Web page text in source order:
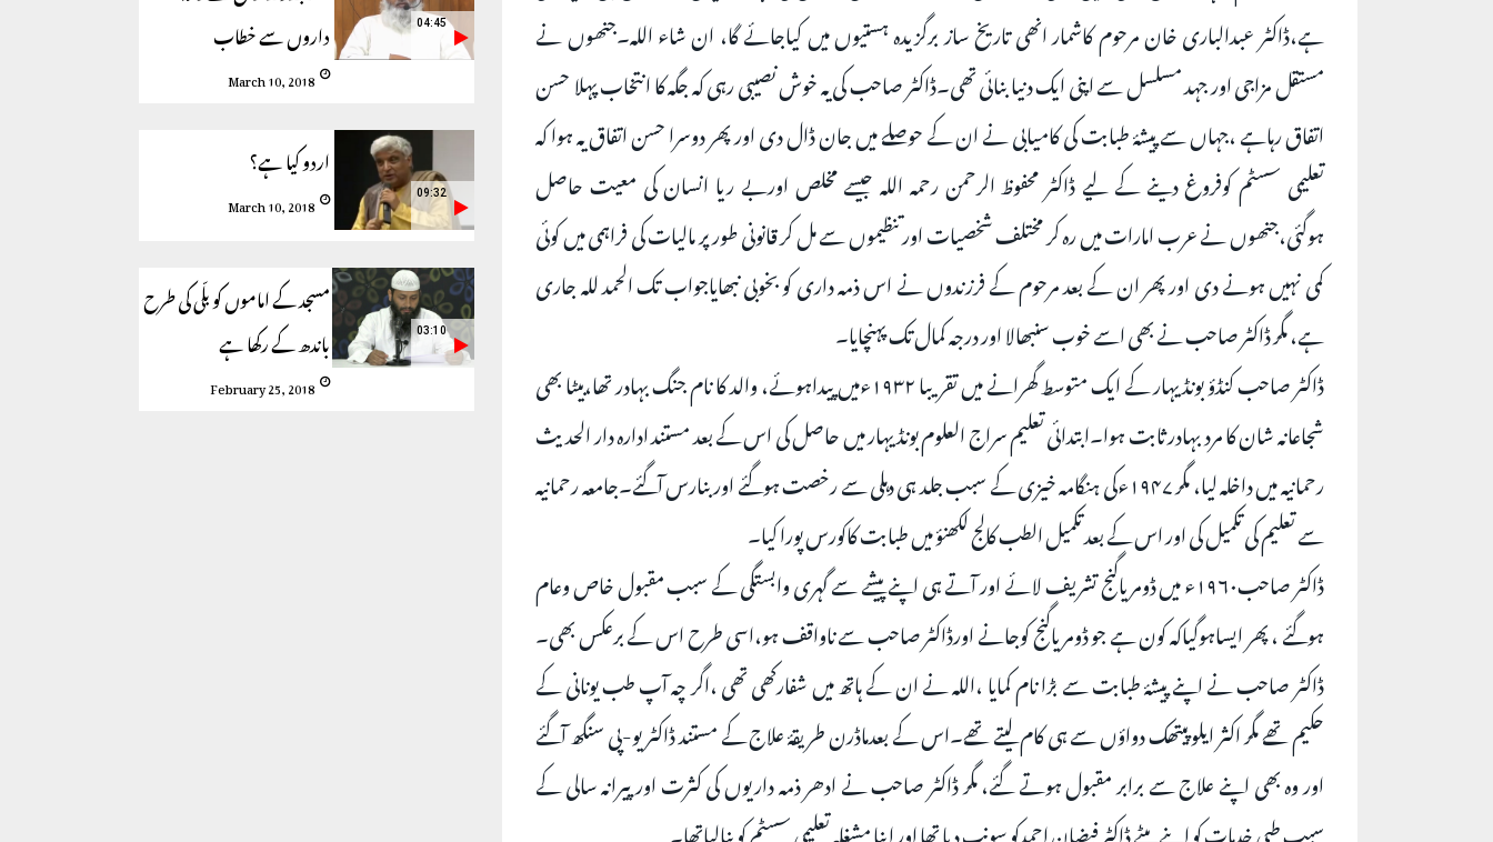
ہے،ڈاکٹر عبدالباری خان مرحوم کاشمار انھی تاریخ ساز برگزیدہ ہستیوں میں کیاجائے گا، ان شاء اللہ۔جنھوں نے
مستقل مزاجی اور جہد مسلسل سے اپنی ایک دنیا بنائی تھی۔ڈاکٹر صاحب کی یہ خوش نصیبی رہی کہ جگہ کا انتخاب پہلا حسن
اتفاق رہاہے ،جہاں سے پیشۂ طبابت کی کامیابی نے ان کے حوصلے میں جان ڈال دی اور پھر دوسرا حسن اتفاق یہ ہوا کہ
تعلیمی سسٹم کوفروغ دینے کے لیے ڈاکٹر محفوظ الرحمن رحمہ اللہ جیسے مخلص اوربے ریا انسان کی معیت حاصل
ہوگئی،جنھوں نے عرب امارات میں رہ کر مختلف شخصیات اور تنظیموں سے مل کر قانونی طور پر مالیات کی فراہمی میں کوئی
کمی نہیں ہونے دی اور پھر ان کے بعد مرحوم کے فرزندوں نے اس ذمہ داری کو بخوبی نبھایاجواب تک الحمد للہ جاری
ہے، مگر ڈاکٹر صاحب نے بھی اسے خوب سنبھالا اور درجہ کمال تک پہنچایا۔
ڈاکٹر صاحب کنڈؤ بونڈیہار کے ایک متوسط گھرانے میں تقریبا ۱۹۳۲ءمیں پیداہوئے، والد کا نام جنگ بہادر تھا،بیٹا بھی
شجاعانہ شان کا مرد بہادر ثابت ہوا۔ابتدائی تعلیم سراج العلوم بونڈیہار میں حاصل کی اس کے بعد مستند ادارہ دار الحدیث
رحمانیہ میں داخلہ لیا، مگر ۱۹۴۷ءکی ہنگامہ خیزی کے سبب جلد ہی دہلی سے رخصت ہوگئے اور بنارس آگئے۔جامعہ رحمانیہ
سے تعلیم کی تکمیل کی اور اس کے بعد تکمیل الطب کالج لکھنؤ میں طبابت کاکورس پورا کیا۔
ڈاکٹر صاحب۱۹۶۰ء میں ڈومریاگنج تشریف لائے اور آتے ہی اپنے پیشے سے گہری وابستگی کے سبب مقبول خاص وعام
ہوگئے ، پھر ایساہوگیاکہ کون ہے جو ڈومریاگنج کوجانے اورڈاکٹر صاحب سے ناواقف ہو،اسی طرح اس کے برعکس بھی۔
ڈاکٹر صاحب نے اپنے پیشۂ طبابت سے بڑا نام کمایا ،اللہ نے ان کے ہاتھ میں شفارکھی تھی ،اگر چہ آپ طب یونانی کے
حکیم تھے مگر اکثر ایلوپیتھک دواؤں سے ہی کام لیتے تھے۔اس کے بعدماڈرن طریقۂ علاج کے مستند ڈاکٹر یو-پی سنگھ آگئے
اور وہ بھی اپنے علاج سے برابر مقبول ہوتے گئے، مگر ڈاکٹر صاحب نے ادھر ذمہ داریوں کی کثرت اور پیرانہ سالی کے
سبب طبی خدمات کو اپنے بیٹے ڈاکٹر فیضان احمدکو سونپ دیا تھا اور اپنا مشغلہ تعلیمی سسٹم کو بنالیاتھا۔
داروں سے خطاب
March 10, 2018
04:45
اردو کیا ہے؟
March 10, 2018 09:32
مسجد کے اماموں کو بلّی کی طرح
باندھ کے رکھا ہے
February 25, 2018
03:10